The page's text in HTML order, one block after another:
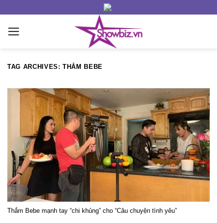
content
TAG ARCHIVES:THẮM BEBE
Thắm Bebe mạnh tay “chi khủng” cho “Câu chuyện tình yêu”